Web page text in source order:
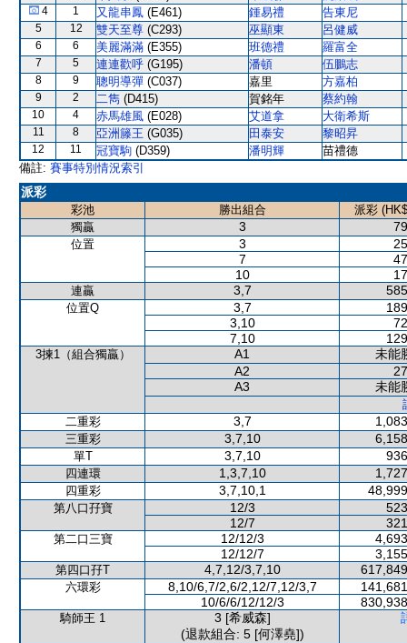
4 1 又龍串鳳 (E461) 鍾易禮 告東尼
5 12 雙天至尊 (C293) 巫顯東 呂健威
6 6 美麗滿滿 (E355) 班德禮 羅富全
7 5 連連歡呼 (G195) 潘頓 伍鵬志
8 9 聰明導彈 (C037) 嘉里 方嘉柏
9 2 二雋 (D415) 賀銘年 蔡約翰
10 4 赤馬雄風 (E028) 艾道拿 大衛希斯
11 8 亞洲籐王 (G035) 田泰安 黎昭昇
12 11 冠寶駒 (D359) 潘明輝
苗禮德
備註: 賽事特別情況索引
派彩
彩池 勝出組合
派彩
獨贏
3
位置 3
7
10
連贏 3,7
位置Q 3,7
3,10
7,10
3揀1（組合獨贏） A1
未能
A2
A3
未能
二重彩
3,7
三重彩 3,7,10
單T 3,7,10
四連環 1,3,7,10
四重彩 3,7,10,1
第八口孖寶 12/3
12/7
第二口三寶 12/12/3
12/12/7
第四口孖T 4,7,12/3,7,10
六環彩 8,10/6,7/2,6/2,12/7,12/3,7
10/6/6/12/12/3
騎師王 1
3 [希威森]
(退款組合: 5 [何澤堯])